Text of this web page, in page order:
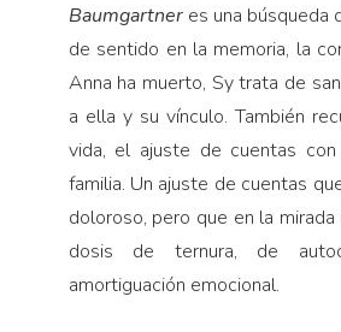
Baumgartner es una búsqueda
de sentido en la memoria, la
Anna ha muerto, Sy trata de
a ella y su vínculo. También
vida, el ajuste de cuentas
familia. Un ajuste de cuentas
doloroso, pero que en la
dosis de ternura, de
amortiguación emocional.